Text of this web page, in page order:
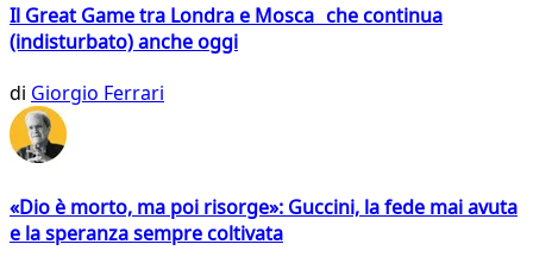
Il Great Game tra Londra e Mosca che continua
(indisturbato) anche oggi
di Giorgio Ferrari
«Dio è morto, ma poi risorge»: Guccini, la fede mai avuta
e la speranza sempre coltivata